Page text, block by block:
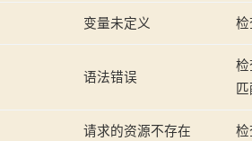
变量未定义 检
语法错误
检
请求的资源不存在 检